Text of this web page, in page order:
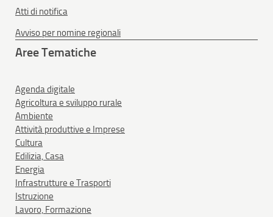
Atti di notifica
Avviso per nomine regionali
Aree Tematiche
Agenda digitale
Agricoltura e sviluppo rurale
Ambiente
Attività produttive e Imprese
Cultura
Edilizia, Casa
Energia
Infrastrutture e Trasporti
Istruzione
Lavoro, Formazione